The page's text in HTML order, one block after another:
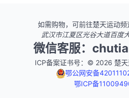
如需购物，可前往楚天运动
武汉市江夏区光谷大道百度
微信客服：
ICP备案证书号：© 2026 楚
鄂公网安备
鄂ICP备